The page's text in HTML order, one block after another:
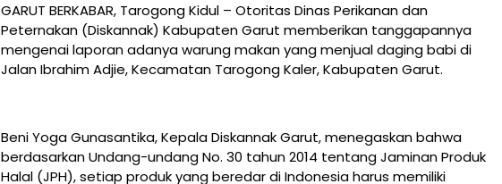
GARUT BERKABAR, Tarogong Kidul – Otoritas Dinas Perikanan dan
Peternakan (Diskannak) Kabupaten Garut memberikan tanggapannya
mengenai laporan adanya warung makan yang menjual daging babi di
Jalan Ibrahim Adjie, Kecamatan Tarogong Kaler, Kabupaten Garut.
Beni Yoga Gunasantika, Kepala Diskannak Garut, menegaskan bahwa
berdasarkan Undang-undang No. 30 tahun 2014 tentang Jaminan Produk
Halal (JPH), setiap produk yang beredar di Indonesia harus memiliki